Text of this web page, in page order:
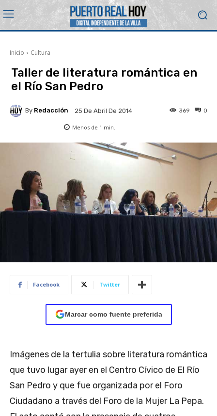
Inicio Cultura
Taller de literatura romántica en
el Río San Pedro
By Redacción 25 De Abril De 2014 0
369
Menos de 1 min.
Facebook Twitter
Marcar como fuente preferida
Imágenes de la tertulia sobre literatura romántica
que tuvo lugar ayer en el Centro Cívico de El Río
San Pedro y que fue organizada por el Foro
Ciudadano a través del Foro de la Mujer La Pepa.